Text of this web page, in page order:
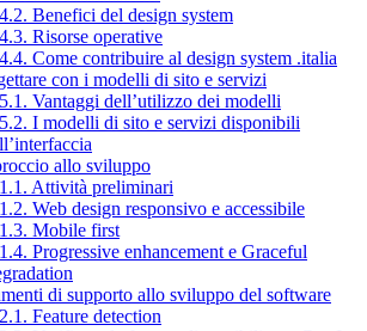
Benefici del design system
Risorse operative
Come contribuire al design system .italia
con i modelli di sito e servizi
Vantaggi dell’utilizzo dei modelli
I modelli di sito e servizi disponibili
allo sviluppo
Attività preliminari
Web design responsivo e accessibile
Mobile first
Progressive enhancement e Graceful
di supporto allo sviluppo del software
Feature detection